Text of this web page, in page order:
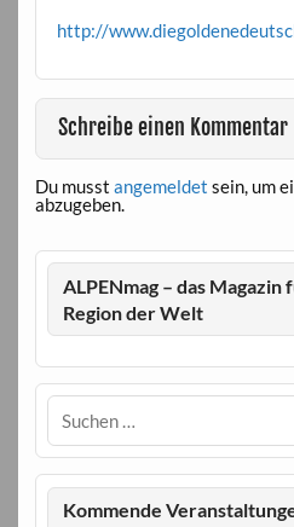
http://
Schreibe einen Kommentar
Du musst angemeldet sein, um
abzugeben.
ALPENmag – das Magazin
Region der Welt
Kommende